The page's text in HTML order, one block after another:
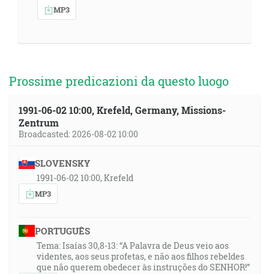
MP3
Prossime predicazioni da questo luogo
1991-06-02 10:00, Krefeld, Germany, Missions-
Zentrum
Broadcasted: 2026-08-02 10:00
SLOVENSKY
1991-06-02 10:00, Krefeld
MP3
PORTUGUÊS
Tema: Isaías 30,8-13: “A Palavra de Deus veio aos
videntes, aos seus profetas, e não aos filhos rebeldes
que não querem obedecer às instruções do SENHOR!”